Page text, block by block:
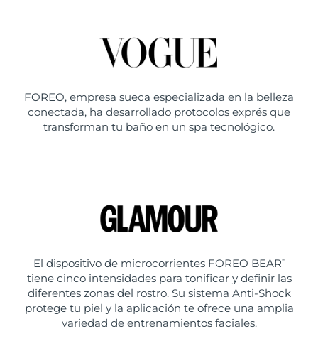
FOREO, empresa sueca especializada en la belleza
conectada, ha desarrollado protocolos exprés que
transforman tu baño en un spa tecnológico.
El dispositivo de microcorrientes FOREO BEAR ™
tiene cinco intensidades para tonificar y definir las
diferentes zonas del rostro. Su sistema Anti-Shock
protege tu piel y la aplicación te ofrece una amplia
variedad de entrenamientos faciales.